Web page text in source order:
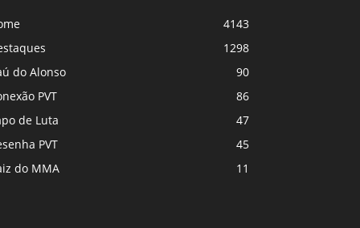
4143
1298
do Alonso
90
PVT
86
de Luta
47
PVT
45
do MMA
11